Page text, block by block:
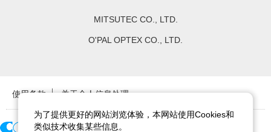
MITSUTEC CO., LTD.
O'PAL OPTEX CO., LTD.
使用条款 关于个人信息处理
为了提供更好的网站浏览体验，本网站使用Cookies和
类似技术收集某些信息。